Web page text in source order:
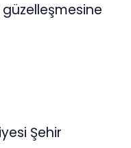
güzelleşmesine
Şehir